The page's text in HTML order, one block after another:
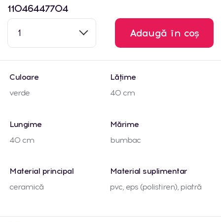
11046447704
1 Adaugă în coș
Culoare
verde
Lățime
40 cm
Lungime
40 cm
Mărime
bumbac
Material principal
ceramică
Material suplimentar
pvc, eps (polistiren), piatră